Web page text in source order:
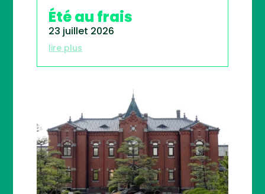
Été au frais
23 juillet 2026
lire plus